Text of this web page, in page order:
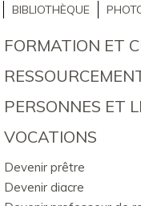
BIBLIOTHÈQUE
FORMATION ET
PERSONNES ET
VOCATIONS
Devenir prêtre
Devenir diacre